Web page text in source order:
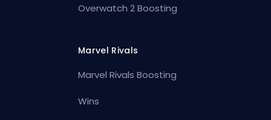
Overwatch 2 Boosting
Marvel Rivals
Marvel Rivals Boosting
Wins